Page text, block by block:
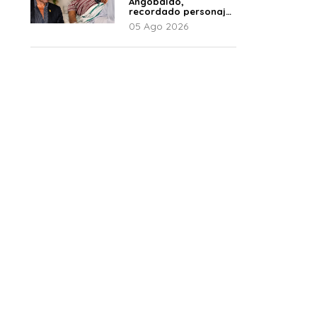
recordado personaje
de la farándula y
expareja de Shirley
05 Ago 2026